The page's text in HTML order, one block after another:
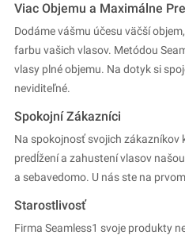
Viac Objemu a Maximálne
Dodáme vášmu účesu väčší
farbu vašich vlasov. Metódou
vlasy plné objemu. Na dotyk si
neviditeľné.
Spokojní Zákazníci
Na spokojnosť svojich zákazníkov
predĺžení a zahustení vlasov
a sebavedomo. U nás ste na
Starostlivosť
Firma Seamless1 svoje produkty